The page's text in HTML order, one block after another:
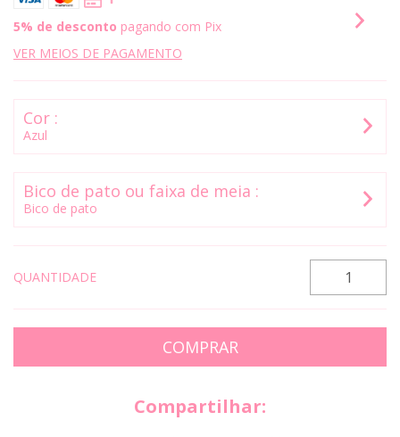
5% de desconto pagando com Pix
VER MEIOS DE PAGAMENTO
Cor :
Azul
Bico de pato ou faixa de meia :
Bico de pato
QUANTIDADE
Compartilhar: